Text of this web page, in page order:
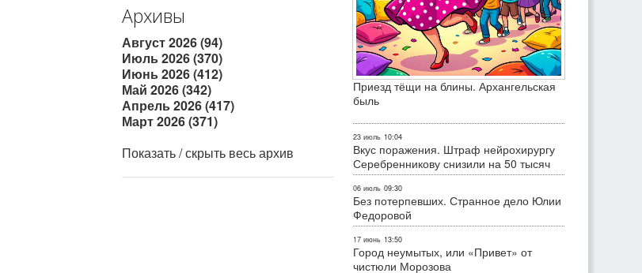
Архивы
Август 2026 (94)
Июль 2026 (370)
Июнь 2026 (412)
Май 2026 (342)
Апрель 2026 (417)
Март 2026 (371)
Показать / скрыть весь архив
Приезд тёщи на блины. Архангельская
быль
23 июль 10:04
Вкус поражения. Штраф нейрохирургу
Серебренникову снизили на 50 тысяч
06 июль 09:30
Без потерпевших. Странное дело Юлии
Федоровой
17 июнь 13:50
Город неумытых, или «Привет» от
чистюли Морозова